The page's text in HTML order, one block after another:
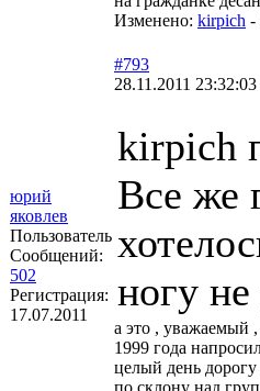
Изменено: kirpich -
юрий
яковлев
Пользователь
Сообщений:
502
Регистрация:
17.07.2011
#793
28.11.2011 23:32:03
kirpich
Все же
ногу
а это , уважаемый
1999 года
целый день
по склону над